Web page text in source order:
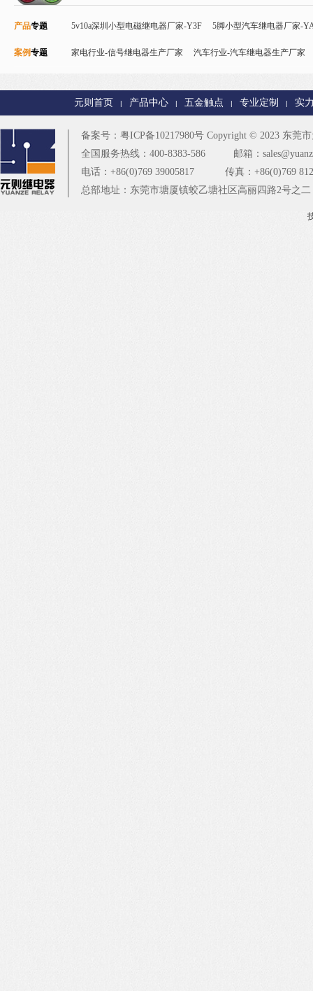
产品专题 5v10a深圳小型电磁继电器厂家-Y3F 5脚小型汽车继电器厂家-
Y32F 磁保持继电器 智能控制继电器-Y90 24v直流信号继电
案例专题 家电行业-信号继电器生产厂家 汽车行业-汽车继电器生产厂家
楼宇安防行业-T90继电器厂家 更多
元则首页 | 产品中心 | 五金触点 | 专业定制 | 实
备案号： 粤ICP备10217980号 Copyright © 2023 东莞
全国服务热线：400-8383-586
邮箱：
电话：+86(0)769 39005817
传真：+86(0)769
总部地址：东莞市塘厦镇蛟乙塘社区高丽四路2号之二